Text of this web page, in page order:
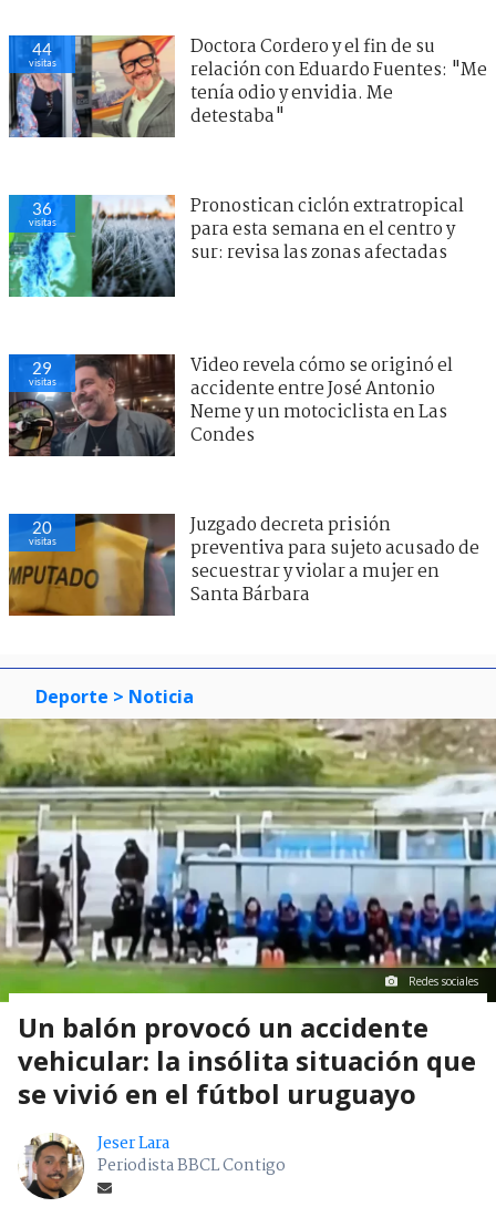
44
visitas
Doctora Cordero y el fin de su
relación con Eduardo Fuentes: "Me
tenía odio y envidia. Me
detestaba"
36
visitas
Pronostican ciclón extratropical
para esta semana en el centro y
sur: revisa las zonas afectadas
29
visitas
Video revela cómo se originó el
accidente entre José Antonio
Neme y un motociclista en Las
Condes
20
visitas
Juzgado decreta prisión
preventiva para sujeto acusado de
secuestrar y violar a mujer en
Santa Bárbara
Deporte > Noticia
Redes sociales
Un balón provocó un accidente
vehicular: la insólita situación que
se vivió en el fútbol uruguayo
Jeser Lara
Periodista BBCL Contigo